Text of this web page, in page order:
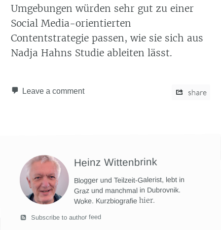
Umgebungen würden sehr gut zu einer
Social Media-orientierten
Contentstrategie passen, wie sie sich aus
Nadja Hahns Studie ableiten lässt.
Leave a comment share
Heinz Wittenbrink
Blogger und Teilzeit-Galerist, lebt in
Graz und manchmal in Dubrovnik.
Woke. Kurzbiografiehier.
Subscribe to author feed